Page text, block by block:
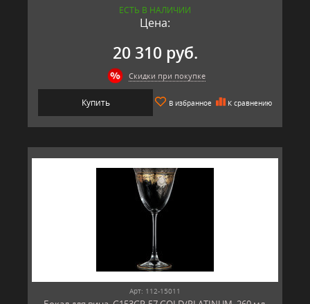
ЕСТЬ В НАЛИЧИИ
Цена:
20 310 руб.
Скидки при покупке
Купить В избранное К сравнению
Арт: 112-15011